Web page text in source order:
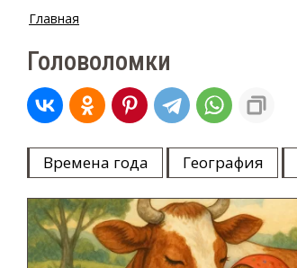
Главная
Головоломки
Времена года География